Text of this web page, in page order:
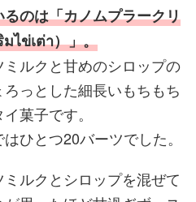
のは「カノムプラークリ
ไข่เต่า）」。
ルクと甘めのシロップの
っとした細長いもちもち
菓子です。
ひとつ20バーツでした。
ルクとシロップを混ぜて